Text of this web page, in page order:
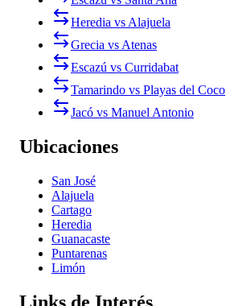
Heredia vs Alajuela
Grecia vs Atenas
Escazú vs Curridabat
Tamarindo vs Playas del Coco
Jacó vs Manuel Antonio
Ubicaciones
San José
Alajuela
Cartago
Heredia
Guanacaste
Puntarenas
Limón